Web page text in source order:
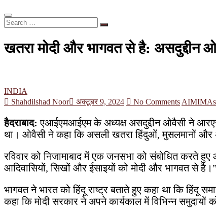
Search
…
खतरा मोदी और भागवत से है: असदुद्दीन
INDIA
Shahdilshad Noor
अक्टूबर 9, 2024 No Comments AIMIM
हैदराबाद: एआईएमआईएम के अध्यक्ष असदुद्दीन ओवैसी ने
था। ओवैसी ने कहा कि असली खतरा हिंदुओं, मुसलमानों और
रविवार को निजामाबाद में एक जनसभा को संबोधित करते
आदिवासियों, सिखों और ईसाइयों को मोदी और भागवत से है।”
भागवत ने भारत को हिंदू राष्ट्र बताते हुए कहा था कि हिंदू
कहा कि मोदी सरकार ने अपने कार्यकाल में विभिन्न समुदायों